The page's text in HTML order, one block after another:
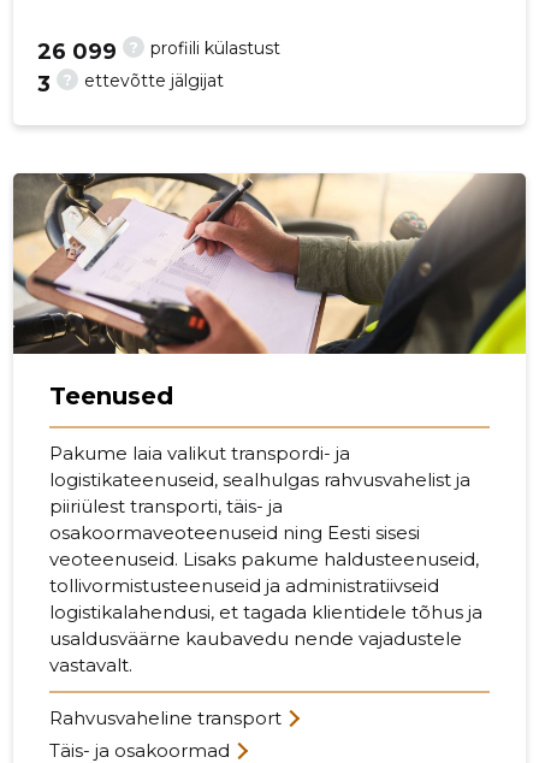
? profiili külastust
26 099
? ettevõtte jälgijat
3
Teenused
Pakume laia valikut transpordi- ja
logistikateenuseid, sealhulgas rahvusvahelist ja
piiriülest transporti, täis- ja
osakoormaveoteenuseid ning Eesti sisesi
veoteenuseid. Lisaks pakume haldusteenuseid,
tollivormistusteenuseid ja administratiivseid
logistikalahendusi, et tagada klientidele tõhus ja
usaldusväärne kaubavedu nende vajadustele
vastavalt.
Rahvusvaheline transport
Täis- ja osakoormad